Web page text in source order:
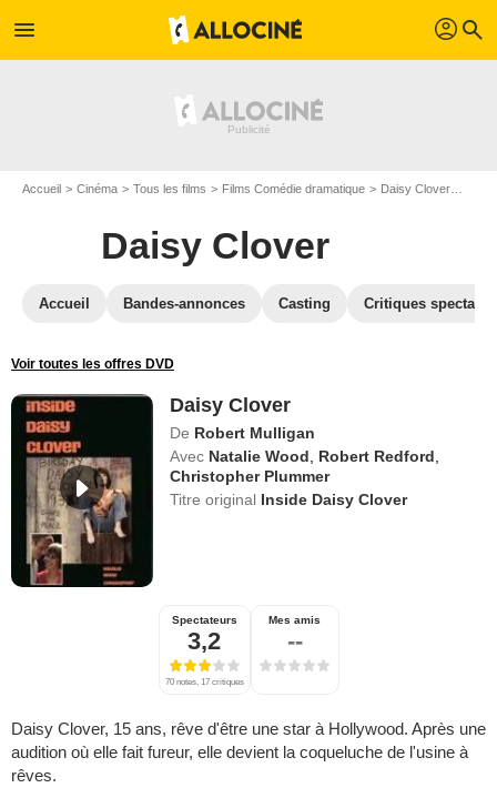
menu profil search
Accueil Cinéma Tous les films Films Comédie dramatique Daisy Clover
Daisy Clover
Accueil Bandes-annonces Casting Critiques
Voir toutes les offres DVD
Daisy Clover
De Robert Mulligan
Avec Natalie Wood Robert Redford
Christopher Plummer
Titre original Inside Daisy Clover
Spectateurs
3,2
70 notes, 17 critiques
Mes amis
--
Daisy Clover, 15 ans, rêve d'être une star à Hollywood. Après une
audition où elle fait fureur, elle devient la coqueluche de l'usine à
rêves.